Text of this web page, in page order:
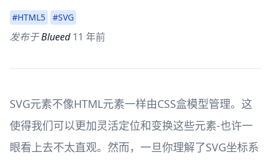
#HTML5 #SVG
发布于Blueed11 年前
SVG元素不像HTML元素一样由CSS盒模型管理。这
使得我们可以更加灵活定位和变换这些元素-也许一
眼看上去不太直观。然而，一旦你理解了SVG坐标系